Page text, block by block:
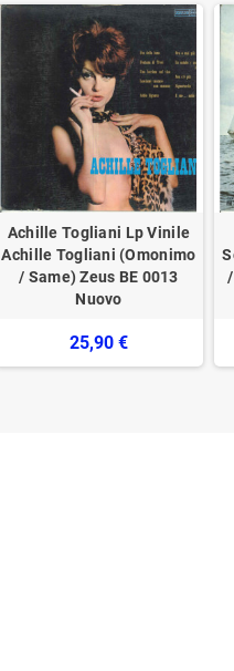
Achille Togliani Lp Vinile
Achille Togliani (Omonimo
/ Same) Zeus BE 0013
Nuovo
25,90 €